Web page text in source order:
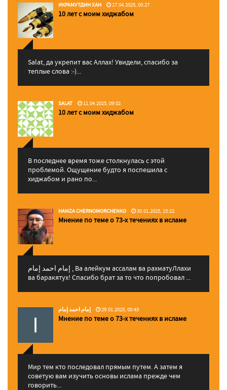
ИКРАМУТДИН ХАН 17.04.2025, 00:27
10 лет с моим хиджабом
Salat, да укрепит вас Аллаx! Увидели, спасибо за
теплые слова :-)...
SALAT 11.04.2025, 09:02
10 лет с моим хиджабом
В последнее время тоже столкнулась с этой
проблемой. Ощущение будто я поспешила с
хиджабом и рано по...
HAMZA CHERNOMORCHENKO 30.01.2025, 15:22
Мнение по теме о 73-х течениях в исламе
إمام احمد إمام , Ва алейкум ассалам ва рахматуЛлахи
ва баракятух! Спасибо брат за то что попробовал ...
إمام احمد إمام 29.01.2025, 00:43
Мнение по теме о 73-х течениях в исламе
Мир тем кто последовал прямым путем. А затем я
советую вам изучить основы ислама прежде чем
говорить...